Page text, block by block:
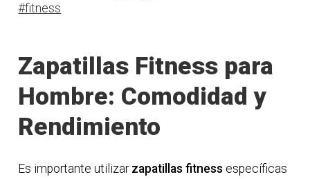
#fitness
Zapatillas Fitness para
Hombre: Comodidad y
Rendimiento
Es importante utilizar zapatillas fitness específicas